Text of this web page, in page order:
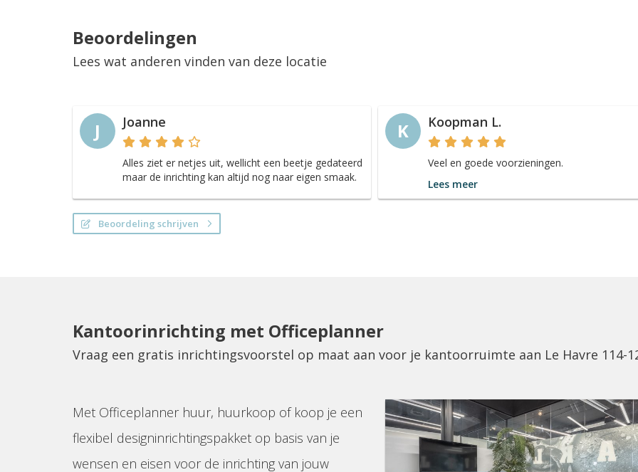
Beoordelingen
Lees wat anderen vinden van deze locatie
J Joanne
Alles ziet er netjes uit, wellicht een beetje gedateerd
maar de inrichting kan altijd nog naar eigen smaak.
K Koopman L.
Veel en goede voorzieningen.
Lees meer
Beoordeling schrijven
Kantoorinrichting met Officeplanner
Vraag een gratis inrichtingsvoorstel op maat aan voor je kantoorruimte aan Le Havre 114-
Met Officeplanner huur, huurkoop of koop je een
flexibel designinrichtingspakket op basis van je
wensen en eisen voor de inrichting van jouw